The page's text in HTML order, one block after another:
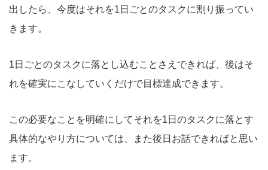
出したら、今度はそれを1日ごとのタスクに割り振ってい
きます。
1日ごとのタスクに落とし込むことさえできれば、後はそ
れを確実にこなしていくだけで目標達成できます。
この必要なことを明確にしてそれを1日のタスクに落とす
具体的なやり方については、また後日お話できればと思い
ます。